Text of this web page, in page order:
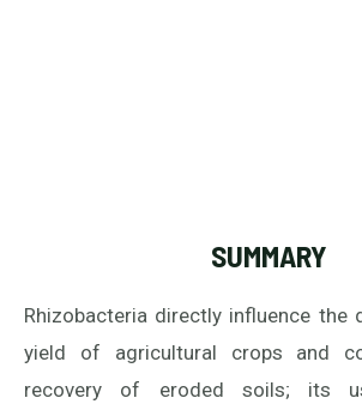
SUMMARY
Rhizobacteria directly influence the
yield of agricultural crops and
recovery of eroded soils; its